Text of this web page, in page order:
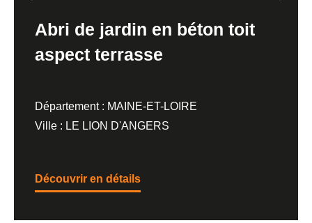
Abri de jardin en béton toit
aspect terrasse
Département : MAINE-ET-LOIRE
Ville : LE LION D'ANGERS
Découvrir en détails